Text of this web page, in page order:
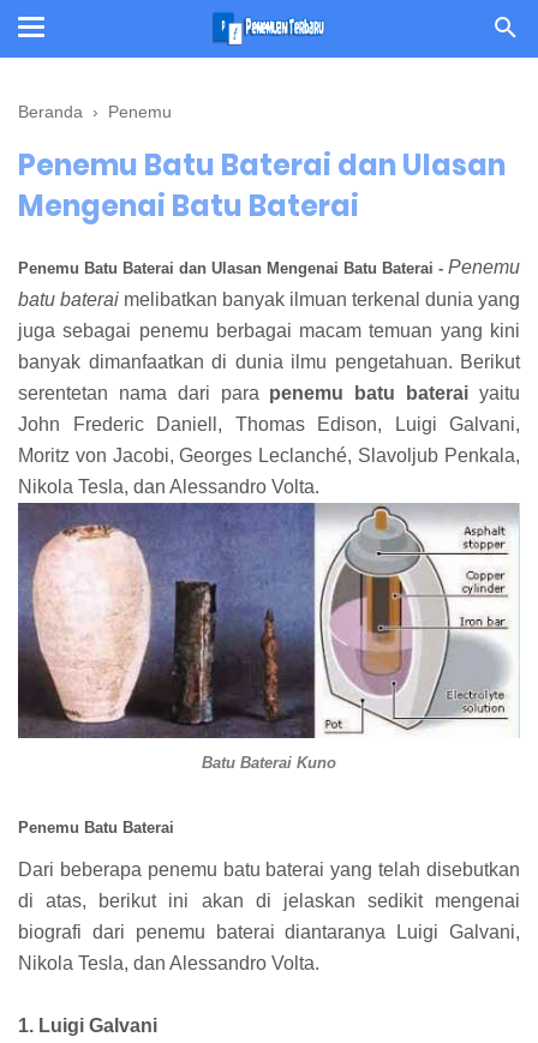
Beranda › Penemu
Penemu Batu Baterai dan Ulasan
Mengenai Batu Baterai
Penemu Batu Baterai dan Ulasan Mengenai Batu Baterai - Penemu
batu baterai melibatkan banyak ilmuan terkenal dunia yang
juga sebagai penemu berbagai macam temuan yang kini
banyak dimanfaatkan di dunia ilmu pengetahuan. Berikut
serentetan nama dari para penemu batu baterai yaitu
John Frederic Daniell, Thomas Edison, Luigi Galvani,
Moritz von Jacobi, Georges Leclanché, Slavoljub Penkala,
Nikola Tesla, dan Alessandro Volta.
Batu Baterai Kuno
Penemu Batu Baterai
Dari beberapa penemu batu baterai yang telah disebutkan
di atas, berikut ini akan di jelaskan sedikit mengenai
biografi dari penemu baterai diantaranya Luigi Galvani,
Nikola Tesla, dan Alessandro Volta.
1. Luigi Galvani